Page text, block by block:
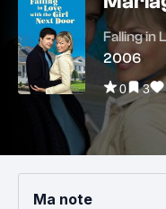
Falling in
2006
0 3
Ma note